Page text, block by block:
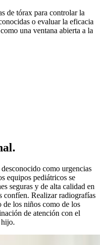
de tórax para controlar la
o evaluar la eficacia
una ventana abierta a la
como urgencias
equipos pediátricos se
seguras y de alta calidad en
confíen. Realizar radiografías
de los niños como de los
de atención con el